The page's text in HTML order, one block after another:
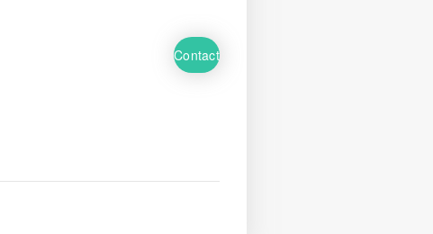
Contact